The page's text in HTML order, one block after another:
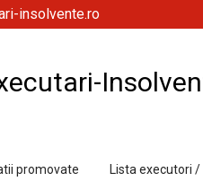
insolvente.ro
promovate Lista executori